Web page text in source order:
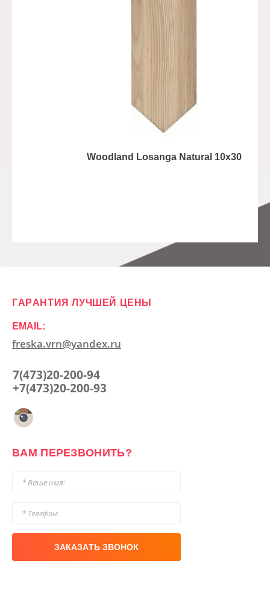
Woodland Losanga Natural 10x30
ГАРАНТИЯ ЛУЧШЕЙ ЦЕНЫ
EMAIL:
freska.vrn@yandex.ru
7(473)20-200-94
+7(473)20-200-93
ВАМ ПЕРЕЗВОНИТЬ?
ЗАКАЗАТЬ ЗВОНОК